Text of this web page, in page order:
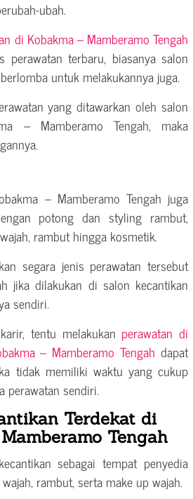
ubah.
di Kobakma – Mamberamo Tengah
perawatan terbaru, biasanya salon
untuk melakukannya juga.
yang ditawarkan oleh salon
– Mamberamo Tengah, maka
– Mamberamo Tengah juga
potong dan styling rambut,
rambut hingga kosmetik.
segara jenis perawatan tersebut
jika dilakukan di salon kecantikan
sendiri.
tentu melakukan perawatan di
– Mamberamo Tengah dapat
tidak memiliki waktu yang cukup
perawatan sendiri.
Terdekat di
Tengah
sebagai tempat penyedia
rambut, serta make up wajah.